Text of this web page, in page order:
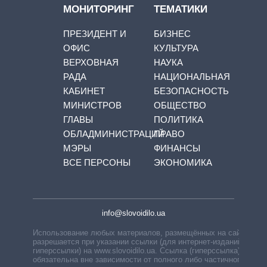
МОНИТОРИНГ
ПРЕЗИДЕНТ И
ОФИС
ВЕРХОВНАЯ
РАДА
КАБИНЕТ
МИНИСТРОВ
ГЛАВЫ
ОБЛАДМИНИСТРАЦИЙ
МЭРЫ
ВСЕ ПЕРСОНЫ
ТЕМАТИКИ
БИЗНЕС
КУЛЬТУРА
НАУКА
НАЦИОНАЛЬНАЯ
БЕЗОПАСНОСТЬ
ОБЩЕСТВО
ПОЛИТИКА
ПРАВО
ФИНАНСЫ
ЭКОНОМИКА
info@slovoidilo.ua
Использование любых материалов, размещённых на сайте,
разрешается при указании ссылки (для интернет-изданий —
гиперссылки) на www.slovoidilo.ua. Ссылка (гиперссылка)
обязательна вне зависимости от полного либо частичного